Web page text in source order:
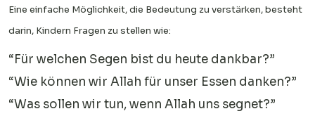
Eine einfache Möglichkeit, die Bedeutung zu verstärken, besteht
darin, Kindern Fragen zu stellen wie:
“Für welchen Segen bist du heute dankbar?”
“Wie können wir Allah für unser Essen danken?”
“Was sollen wir tun, wenn Allah uns segnet?”